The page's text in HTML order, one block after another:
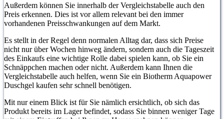
Außerdem können Sie innerhalb der Vergleichstabelle auch den
Preis erkennen. Dies ist vor allem relevant bei den immer
vorhandenen Preisschwankungen auf dem Markt.
Es stellt in der Regel denn normalen Alltag dar, dass sich Preise
nicht nur über Wochen hinweg ändern, sondern auch die Tageszeit
des Einkaufs eine wichtige Rolle dabei spielen kann, ob Sie ein
Schnäppchen machen oder nicht. Außerdem kann Ihnen die
Vergleichstabelle auch helfen, wenn Sie ein Biotherm Aquapower
Duschgel kaufen sehr schnell benötigen.
Mit nur einem Blick ist für Sie nämlich ersichtlich, ob sich das
Produkt bereits im Lager befindet, sodass Sie binnen weniger Tage